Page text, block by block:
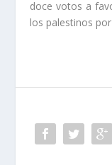
doce votos a
los palestinos